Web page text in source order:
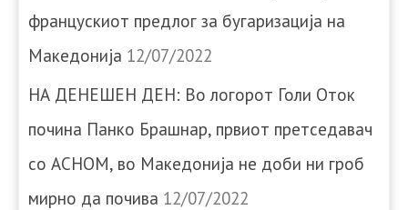
францускиот предлог за бугаризација на
Македонија 12/07/2022
НА ДЕНЕШЕН ДЕН: Во логорот Голи Оток
почина Панко Брашнар, првиот претседавач
со АСНОМ, во Македонија не доби ни гроб
мирно да почива 12/07/2022